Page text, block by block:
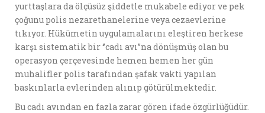
yurttaşlara da ölçüsüz şiddetle mukabele ediyor ve pek
çoğunu polis nezarethanelerine veya cezaevlerine
tıkıyor. Hükümetin uygulamalarını eleştiren herkese
karşı sistematik bir ‘’cadı avı’’na dönüşmüş olan bu
operasyon çerçevesinde hemen hemen her gün
muhalifler polis tarafından şafak vakti yapılan
baskınlarla evlerinden alınıp götürülmektedir.
Bu cadı avından en fazla zarar gören ifade özgürlüğüdür.